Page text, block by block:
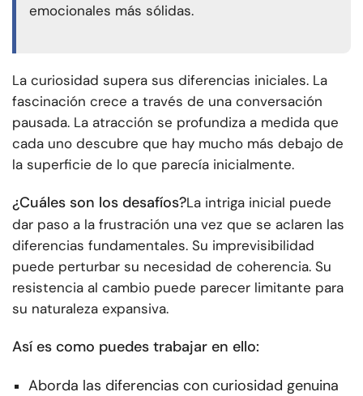
emocionales más sólidas.
La curiosidad supera sus diferencias iniciales. La
fascinación crece a través de una conversación
pausada. La atracción se profundiza a medida que
cada uno descubre que hay mucho más debajo de
la superficie de lo que parecía inicialmente.
¿Cuáles son los desafíos?La intriga inicial puede
dar paso a la frustración una vez que se aclaren las
diferencias fundamentales. Su imprevisibilidad
puede perturbar su necesidad de coherencia. Su
resistencia al cambio puede parecer limitante para
su naturaleza expansiva.
Así es como puedes trabajar en ello:
Aborda las diferencias con curiosidad genuina